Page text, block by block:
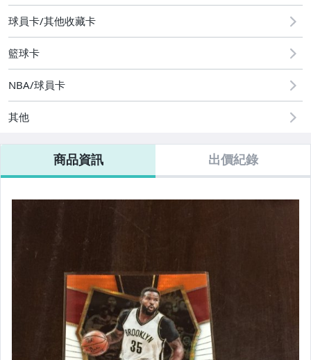
球員卡/其他收藏卡
籃球卡
NBA/球員卡
其他
商品資訊 出價紀錄